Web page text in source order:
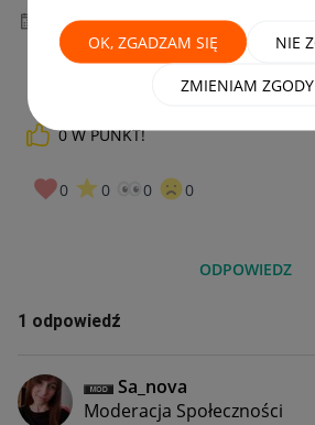
OK, ZGADZAM SIĘ NIE
ZMIENIAM ZGODY
‎30-05-2026 14:59
0W PUNKT!
0 0 0 0
ODPOWIEDZ
1 odpowiedź
Sa_nova
Moderacja Społeczności